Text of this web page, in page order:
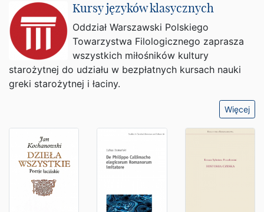
Kursy języków klasycznych
Oddział Warszawski Polskiego
Towarzystwa Filologicznego zaprasza
wszystkich miłośników kultury
starożytnej do udziału w bezpłatnych kursach nauki
greki starożytnej i łaciny.
Więcej